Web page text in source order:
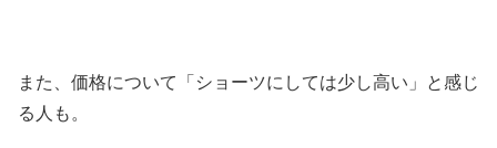
また、価格について「ショーツにしては少し高い」と感じ
る人も。